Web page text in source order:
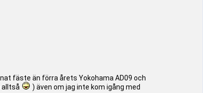
fäste än förra årets Yokohama AD09 och
alltså
) även om jag inte kom igång med